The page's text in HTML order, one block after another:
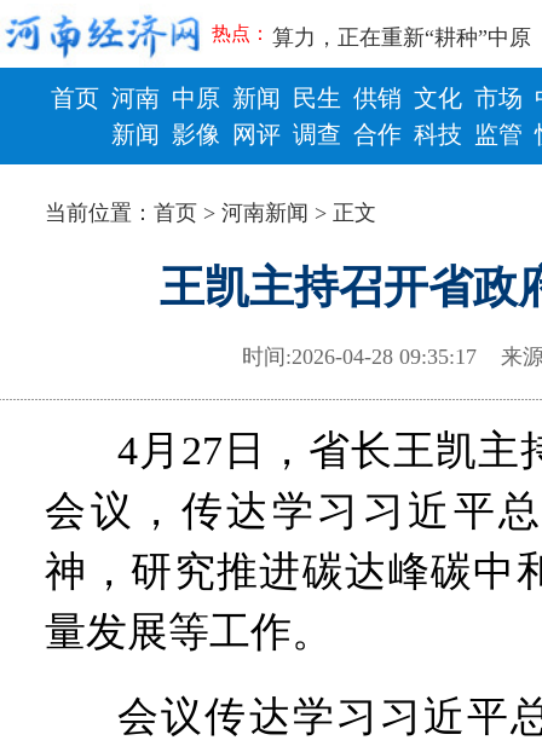
热点： 算力，正在重新“耕种”中原
河南省二十条硬核举措出炉
河南省主汛期防汛抗旱工作
“从根本上改变了中国人民
从国家科技奖看中原创新跃
河南省党政代表团赴新疆考
工业遗存上“长”出文化IP群
河南可再生能源装机突破1
三个“没想到”刷新港区速度
336件（组）意大利文物在
河南省政协十三届常委会第
习近平对防汛救灾工作作
郑州、济南、青岛三城联
2026年“文明实践进基层”
省政协十三届常委会第二十
“七一勋章”获得者丨“炼油
“建设社会主义现代化强国
豫篮联赛结束第十七轮争夺
算力，正在重新“耕种”中原
河南省主汛期防汛抗旱工作
“从根本上改变了中国人民
首页 河南
新闻
中原
影像
新闻
网评
民生
调查
供销
合作
文化
科技
市场
监管
财政 健康
当前位置：首页 >河南新闻 > 正文
王凯主持召开省政
时间:2026-04-28 09:35:17 来
4月27日，省长王凯主
会议，传达学习习近平
神，研究推进碳达峰碳中
量发展等工作。
会议传达学习习近平